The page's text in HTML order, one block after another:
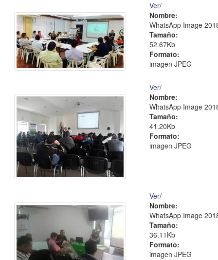
Ver/
Nombre:
WhatsApp Image
Tamaño:
52.67Kb
Formato:
imagen JPEG
Ver/
Nombre:
WhatsApp Image
Tamaño:
41.20Kb
Formato:
imagen JPEG
Ver/
Nombre:
WhatsApp Image
Tamaño:
36.11Kb
Formato:
imagen JPEG